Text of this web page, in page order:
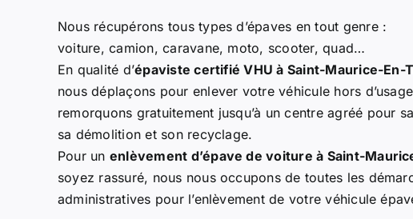
Nous récupérons tous types d’épaves en tout genre :
voiture, camion, caravane, moto, scooter, quad…
En qualité d’épaviste certifié VHU à Saint-Maurice-En-
nous déplaçons pour enlever votre véhicule hors
remorquons gratuitement jusqu’à un centre agréé pour
sa démolition et son recyclage.
Pour un enlèvement d’épave de voiture à Saint-
soyez rassuré, nous nous occupons de toutes les
administratives pour l’enlèvement de votre véhicule